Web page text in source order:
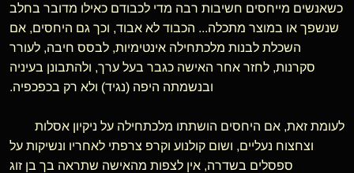
כשאנשים מייחסים חשיבות רבה מדי לכבודם כאילו מדובר בחלב
שנשפך או במוצר מתכלה... הכבוד לא אבוד, וכך גם היחסים, אם
השכלת לבנות מלכתחילה אינטימיות, לבסס חיבה, לעורר
סקרנות, לחזר אחר האישה כגבר בעל ערך, ולהתבונן בעיניה
ובנשמתה היפה (נגיד) ולא רק בכפכפיה.
לעומת זאת, אם היחסים הושתתו מלכתחילה על ניקיון אסלות
וצחצוח נעליים, ושום קולנוע וקרפ צרפתי לאחריו ונשיקות על
ספסלים בשדרה, אין לצפות מהאישה שתראה בך בן זוג